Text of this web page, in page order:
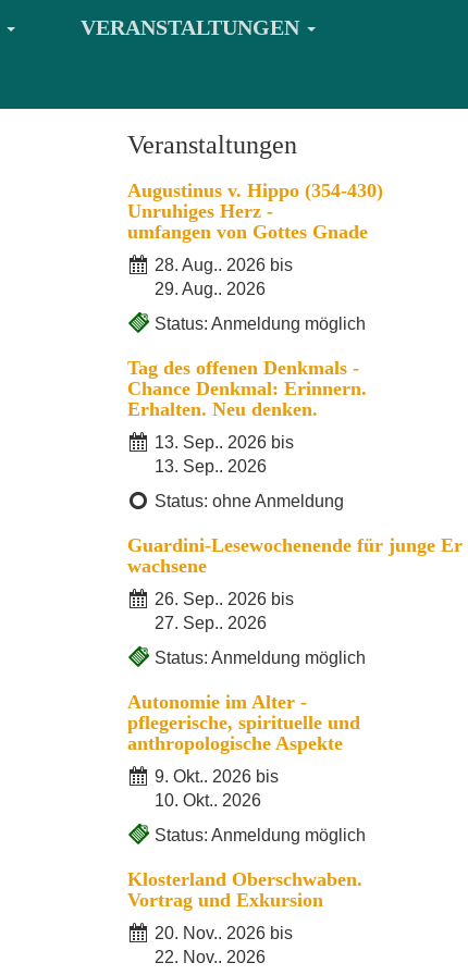
VERANSTALTUNGEN
Veranstaltungen
Augustinus v. Hippo (354-430)
Unruhiges Herz -
umfangen von Gottes Gnade
28. Aug.. 2026 bis
29. Aug.. 2026
Status: Anmeldung möglich
Tag des offenen Denkmals -
Chance Denkmal: Erinnern.
Erhalten. Neu denken.
13. Sep.. 2026 bis
13. Sep.. 2026
Status: ohne Anmeldung
Guardini-Lesewochenende für junge Er
wachsene
26. Sep.. 2026 bis
27. Sep.. 2026
Status: Anmeldung möglich
Autonomie im Alter -
pflegerische, spirituelle und
anthropologische Aspekte
9. Okt.. 2026 bis
10. Okt.. 2026
Status: Anmeldung möglich
Klosterland Oberschwaben.
Vortrag und Exkursion
20. Nov.. 2026 bis
22. Nov.. 2026